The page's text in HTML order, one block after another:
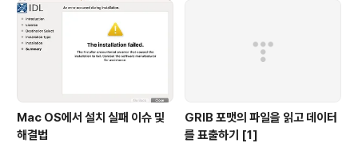
Mac OS에서 설치 실패 이슈 및
해결법
GRIB 포맷의 파일을 읽고 데이터
를 표출하기 [1]